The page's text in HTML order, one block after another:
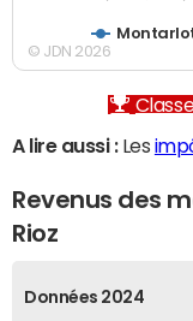
© JDN 2026
A lire aussi :Les
Revenus des
Rioz
Données 2024